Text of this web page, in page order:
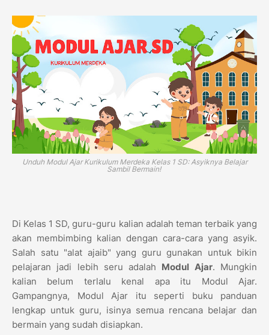
Unduh Modul Ajar Kurikulum Merdeka Kelas 1 SD: Asyiknya Belajar
Sambil Bermain!
Di Kelas 1 SD, guru-guru kalian adalah teman terbaik yang
akan membimbing kalian dengan cara-cara yang asyik.
Salah satu "alat ajaib" yang guru gunakan untuk bikin
pelajaran jadi lebih seru adalah Modul Ajar. Mungkin
kalian belum terlalu kenal apa itu Modul Ajar.
Gampangnya, Modul Ajar itu seperti buku panduan
lengkap untuk guru, isinya semua rencana belajar dan
bermain yang sudah disiapkan.